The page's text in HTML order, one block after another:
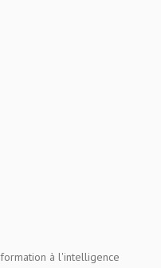
à l'intelligence